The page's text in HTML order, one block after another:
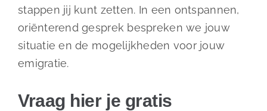
stappen jij kunt zetten. In een ontspannen,
oriënterend gesprek bespreken we jouw
situatie en de mogelijkheden voor jouw
emigratie.
Vraag hier je gratis